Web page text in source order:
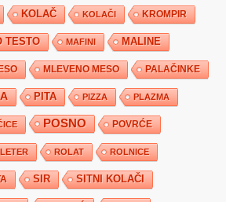
KOLAČ KOLAČI KROMPIR
TESTO MAFINI MALINE
MLEVENO MESO PALAČINKE
PITA PIZZA PLAZMA
POSNO POVRĆE
ROLAT ROLNICE
SIR SITNI KOLAČI